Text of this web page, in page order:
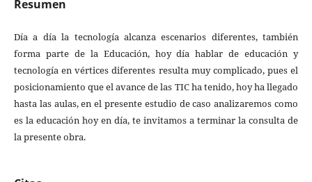
Resumen
Día a día la tecnología alcanza escenarios diferentes, también
forma parte de la Educación, hoy día hablar de educación y
tecnología en vértices diferentes resulta muy complicado, pues el
posicionamiento que el avance de las TIC ha tenido, hoy ha llegado
hasta las aulas, en el presente estudio de caso analizaremos como
es la educación hoy en día, te invitamos a terminar la consulta de
la presente obra.